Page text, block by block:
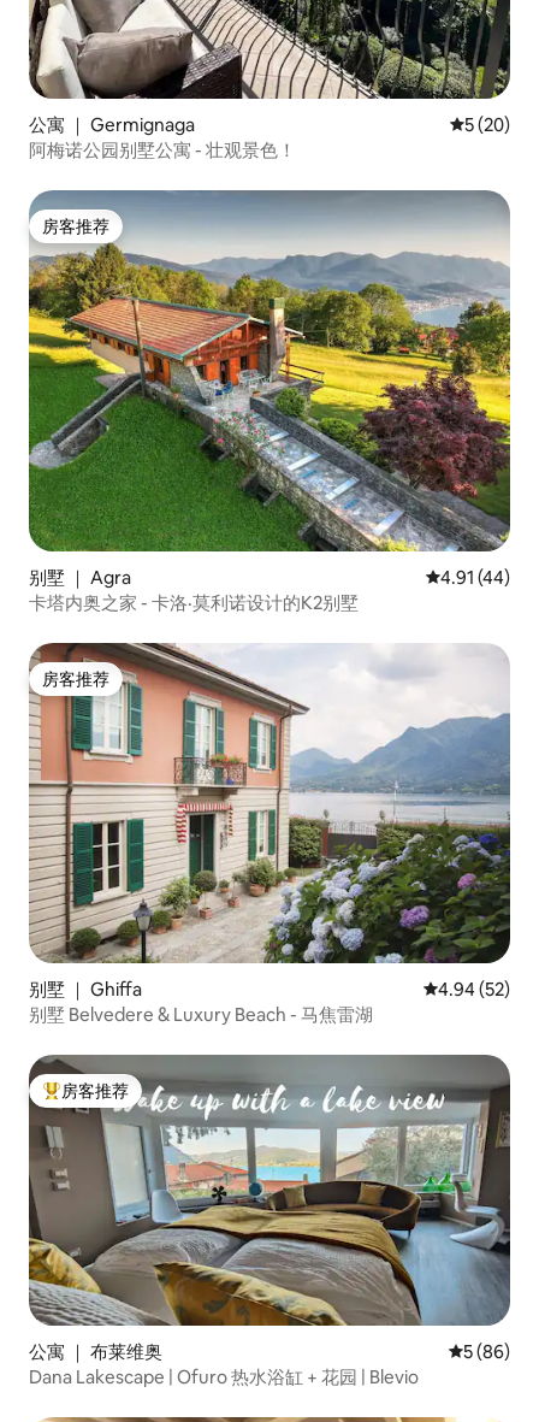
公寓 ｜ Germignaga 平均评分
5 (20)
阿梅诺公园别墅公寓 - 壮观景色！
房客推荐
房客推荐
别墅 ｜ Agra 平均评分
4.91 (44)
卡塔内奥之家 - 卡洛·莫利诺设计的K2别墅
房客推荐
房客推荐
别墅 ｜ Ghiffa 平均评分
4.94 (52)
别墅 Belvedere & Luxury Beach - 马焦雷湖
热门「房客推荐」
房客推荐
公寓 ｜ 布莱维奥 平均评分
5 (86)
Dana Lakescape | Ofuro 热水浴缸 + 花园 | Blevio